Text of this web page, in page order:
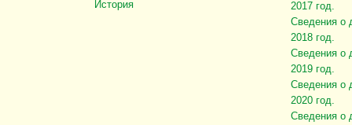
История
2017 год.
Сведения о
2018 год.
Сведения о
2019 год.
Сведения о
2020 год.
Сведения о